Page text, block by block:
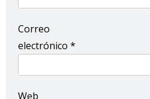
Correo
electrónico *
Web